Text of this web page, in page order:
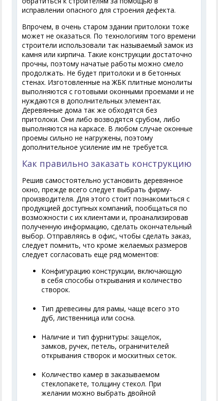
исправлении опасного для строения дефекта.
Впрочем, в очень старом здании притолоки тоже
может не оказаться. По технологиям того времени
строители использовали так называемый замок из
камня или кирпича. Такие конструкции достаточно
прочны, поэтому начатые работы можно смело
продолжать. Не будет притолоки и в бетонных
стенах. Изготовленные на ЖБК плитные монолиты
выполняются с готовыми оконными проемами и не
нуждаются в дополнительных элементах.
Деревянные дома так же обходятся без
притолоки. Они либо возводятся срубом, либо
выполняются на каркасе. В любом случае оконные
проемы сильно не нагружены, поэтому
дополнительное усиление им не требуется.
Как правильно заказать конструкцию
Решив самостоятельно установить деревянное
окно, прежде всего следует выбрать фирму-
производителя. Для этого стоит познакомиться с
продукцией доступных компаний, пообщаться по
возможности с их клиентами и, проанализировав
полученную информацию, сделать окончательный
выбор. Отправляясь в офис, чтобы сделать заказ,
следует помнить, что кроме желаемых размеров
следует согласовать еще ряд моментов:
Конфигурацию конструкции, включающую
в себя способы открывания и количество
створок.
Тип древесины для рамы, чаще всего это
дуб, лиственница или сосна.
Наличие и тип фурнитуры: защелок,
замков, ручек, петель, ограничителей
открывания створок и москитных сеток.
Количество камер в заказываемом
стеклопакете, толщину стекол. При
желании можно выбрать двойной